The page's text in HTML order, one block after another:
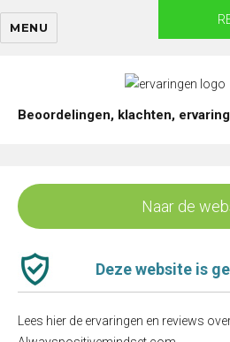
Skip
MENU
Beoordelingen, klachten,
Naar de
Deze website is
Lees hier de ervaringen en reviews